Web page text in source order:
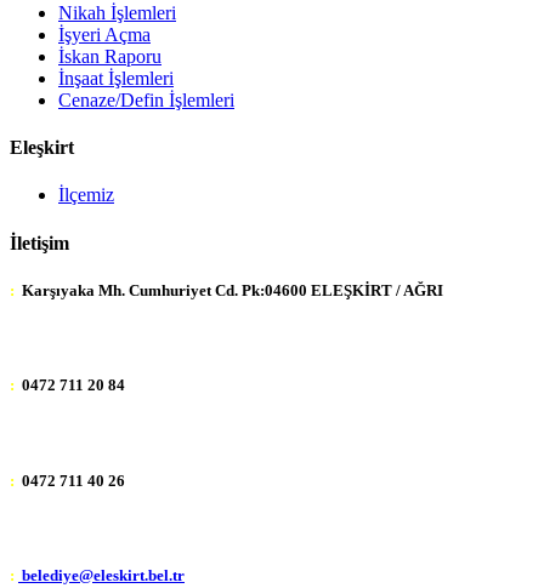
Nikah İşlemleri
İşyeri Açma
İskan Raporu
İnşaat İşlemleri
Cenaze/Defin İşlemleri
Eleşkirt
İlçemiz
İletişim
: Karşıyaka Mh. Cumhuriyet Cd. Pk:04600 ELEŞKİRT / AĞRI
: 0472 711 20 84
: 0472 711 40 26
: belediye@eleskirt.bel.tr